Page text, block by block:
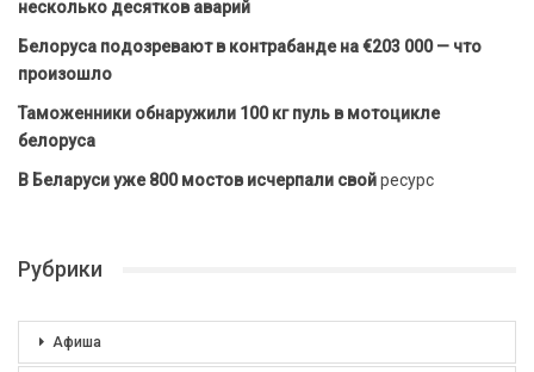
несколько десятков аварий
Белоруса подозревают в контрабанде на €203 000 — что
произошло
Таможенники обнаружили 100 кг пуль в мотоцикле
белоруса
В Беларуси уже 800 мостов исчерпали свойресурс
Рубрики
Афиша